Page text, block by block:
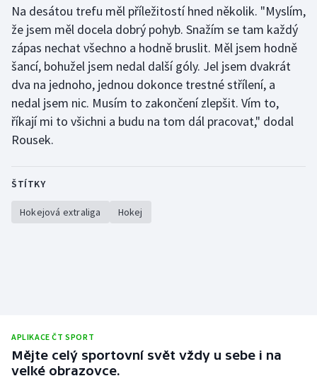
Ostatní
Na desátou trefu měl příležitostí hned několik. "Myslím,
že jsem měl docela dobrý pohyb. Snažím se tam každý
zápas nechat všechno a hodně bruslit. Měl jsem hodně
šancí, bohužel jsem nedal další góly. Jel jsem dvakrát
dva na jednoho, jednou dokonce trestné střílení, a
nedal jsem nic. Musím to zakončení zlepšit. Vím to,
říkají mi to všichni a budu na tom dál pracovat," dodal
Rousek.
ŠTÍTKY
Hokejová extraliga Hokej
APLIKACE ČT SPORT
Mějte celý sportovní svět vždy u sebe i na
velké obrazovce.